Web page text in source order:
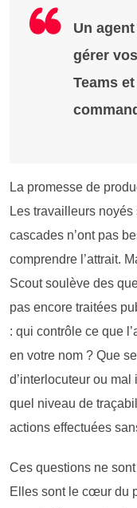
Un
gérer
Teams
La promesse de
Les travailleurs
cascades n’ont pas
comprendre l’attrait.
Scout soulève des
pas encore traitées
: qui contrôle ce que
en votre nom ? Que
d’interlocuteur ou
quel niveau de
actions effectuées
Ces questions ne
Elles sont le cœur du